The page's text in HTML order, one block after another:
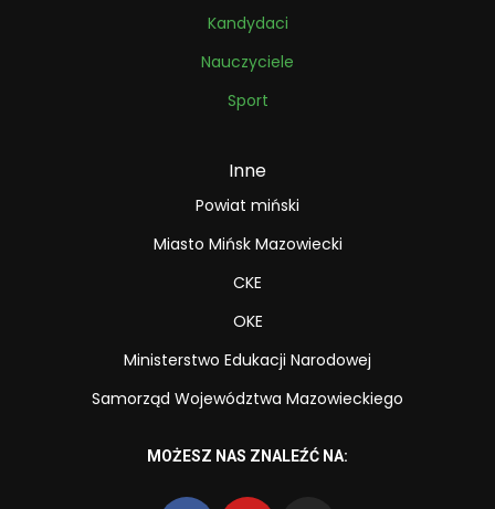
Kandydaci
Nauczyciele
Sport
Inne
Powiat miński
Miasto Mińsk Mazowiecki
CKE
OKE
Ministerstwo Edukacji Narodowej
Samorząd Województwa Mazowieckiego
MOŻESZ NAS ZNALEŹĆ NA: